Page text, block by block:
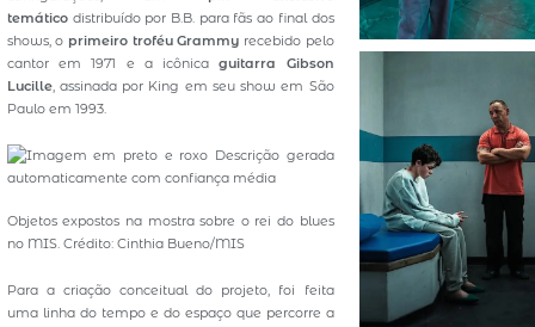
temáticodistribuído por B.B. para fãs ao final dos
shows, o primeiro troféu Grammy recebido pelo
cantor em 1971 e a icônicaguitarra Gibson
Lucille, assinada por King em seu show em São
Paulo em 1993.
Objetos expostos na mostra sobre o rei do blues
no MIS. Crédito: Cinthia Bueno/MIS
Para a criação conceitual do projeto, foi feita
uma linha do tempo e do espaço que percorre a